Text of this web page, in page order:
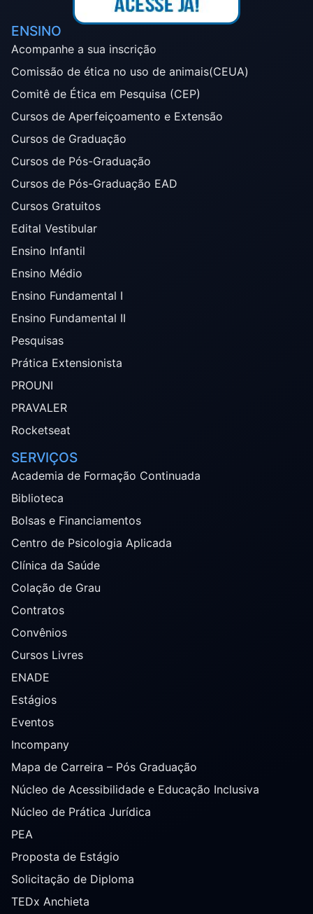
ENSINO
Acompanhe a sua inscrição
Comissão de ética no uso de animais(CEUA)
Comitê de Ética em Pesquisa (CEP)
Cursos de Aperfeiçoamento e Extensão
Cursos de Graduação
Cursos de Pós-Graduação
Cursos de Pós-Graduação EAD
Cursos Gratuitos
Edital Vestibular
Ensino Infantil
Ensino Médio
Ensino Fundamental I
Ensino Fundamental II
Pesquisas
Prática Extensionista
PROUNI
PRAVALER
Rocketseat
SERVIÇOS
Academia de Formação Continuada
Biblioteca
Bolsas e Financiamentos
Centro de Psicologia Aplicada
Clínica da Saúde
Colação de Grau
Contratos
Convênios
Cursos Livres
ENADE
Estágios
Eventos
Incompany
Mapa de Carreira – Pós Graduação
Núcleo de Acessibilidade e Educação Inclusiva
Núcleo de Prática Jurídica
PEA
Proposta de Estágio
Solicitação de Diploma
TEDx Anchieta